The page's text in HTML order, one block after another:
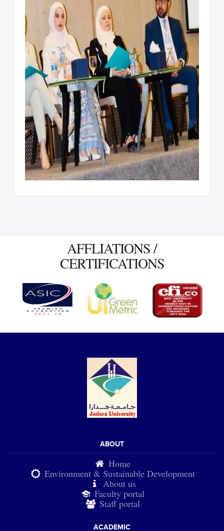
AFFLIATIONS /
CERTIFICATIONS
ABOUT
Home
Environment & Sustainable Development
About us
Faculty portal
Staff portal
ACADEMIC